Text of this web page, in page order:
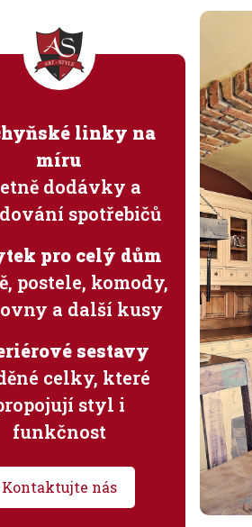
linky na
míru
dodávky a
spotřebičů
pro celý dům
postele, komody,
a další kusy
sestavy
celky, které
styl i
funkčnost
Kontaktujte nás